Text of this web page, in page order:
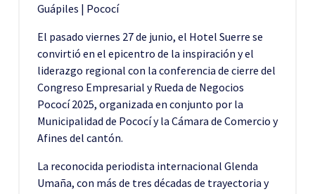
Guápiles | Pococí
El pasado viernes 27 de junio, el Hotel Suerre se
convirtió en el epicentro de la inspiración y el
liderazgo regional con la conferencia de cierre del
Congreso Empresarial y Rueda de Negocios
Pococí 2025, organizada en conjunto por la
Municipalidad de Pococí y la Cámara de Comercio y
Afines del cantón.
La reconocida periodista internacional Glenda
Umaña, con más de tres décadas de trayectoria y